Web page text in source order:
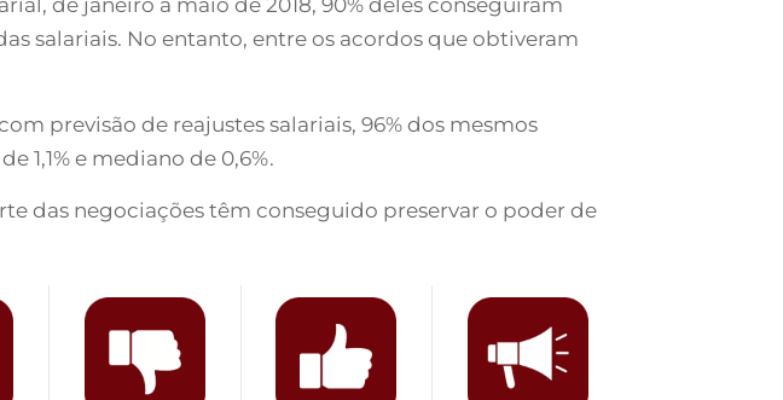
salariais. No entanto, entre os acordos que obtiveram
previsão de reajustes salariais, 96% dos mesmos
1,1% e mediano de 0,6%.
das negociações têm conseguido preservar o poder de